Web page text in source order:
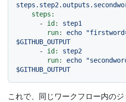
steps:
-
id:
step1
run:
echo
$GITHUB_OUTPUT
-
id:
step2
run:
echo
$GITHUB_OUTPUT
これで、同じワークフロー内の